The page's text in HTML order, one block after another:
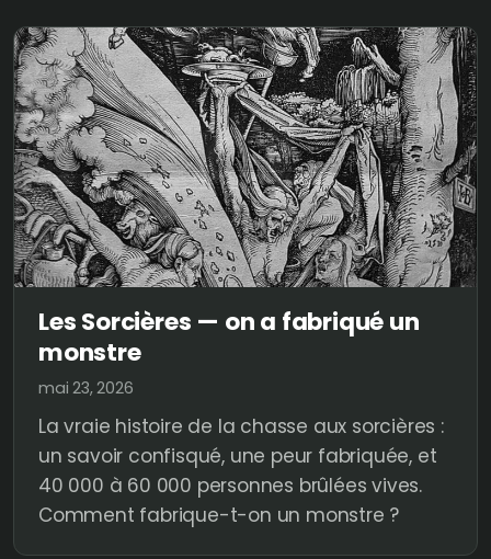
Les Sorcières — on a fabriqué un
monstre
mai 23, 2026
La vraie histoire de la chasse aux sorcières :
un savoir confisqué, une peur fabriquée, et
40 000 à 60 000 personnes brûlées vives.
Comment fabrique-t-on un monstre ?